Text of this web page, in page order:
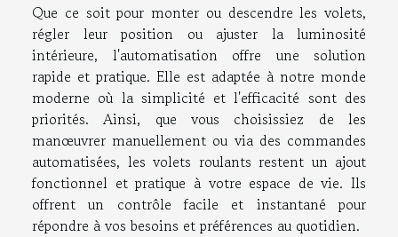
Que ce soit pour monter ou descendre les volets,
régler leur position ou ajuster la luminosité
intérieure, l'automatisation offre une solution
rapide et pratique. Elle est adaptée à notre monde
moderne où la simplicité et l'efficacité sont des
priorités. Ainsi, que vous choisissiez de les
manœuvrer manuellement ou via des commandes
automatisées, les volets roulants restent un ajout
fonctionnel et pratique à votre espace de vie. Ils
offrent un contrôle facile et instantané pour
répondre à vos besoins et préférences au quotidien.